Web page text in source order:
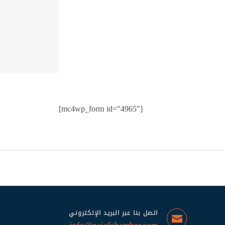
[mc4wp_form id="4965"]
اتصل بنا عبر البريد الإلكتروني